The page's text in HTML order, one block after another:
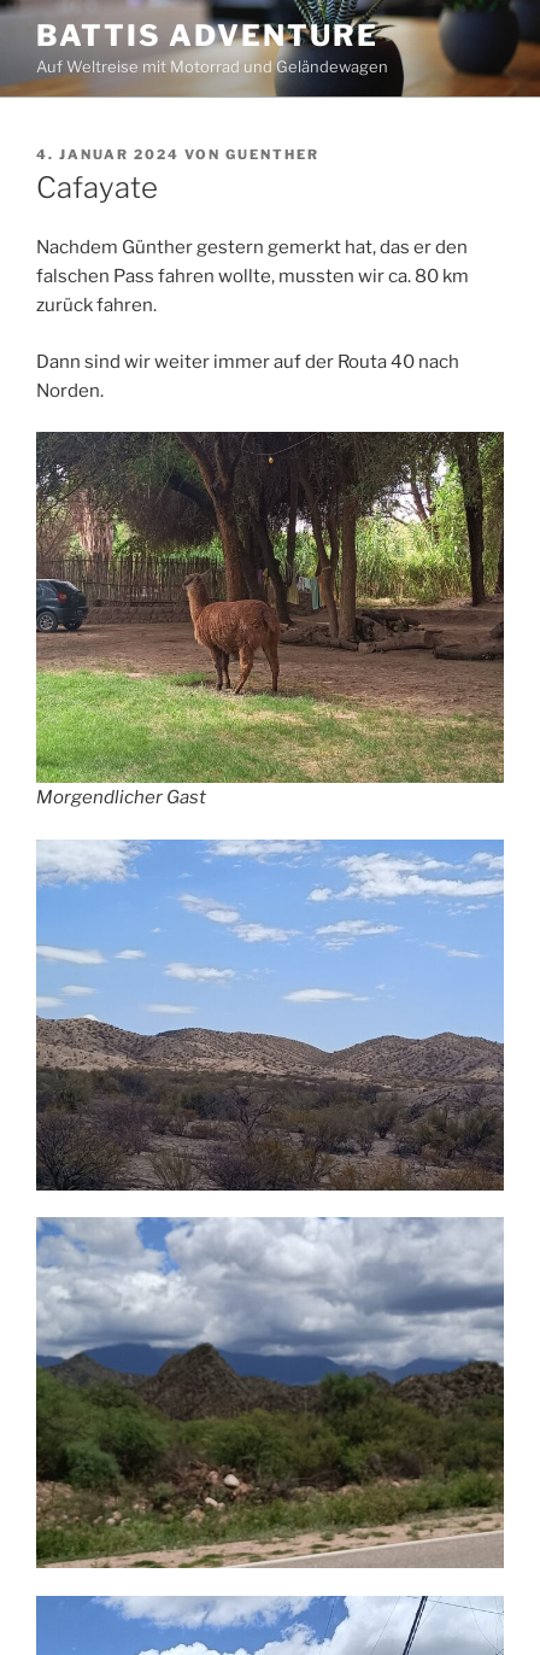
Zum
Inhalt
springen
BATTIS ADVENTURE
Auf Weltreise mit Motorrad und Geländewagen
VERÖFFENTLICHT
AM
4. JANUAR 2024 VON GUENTHER
Cafayate
Nachdem Günther gestern gemerkt hat, das er den
falschen Pass fahren wollte, mussten wir ca. 80 km
zurück fahren.
Dann sind wir weiter immer auf der Routa 40 nach
Norden.
Morgendlicher Gast